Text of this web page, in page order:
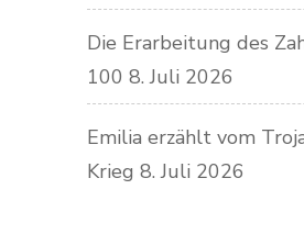
Die Erarbeitung des
100 8. Juli 2026
Emilia erzählt vom
Krieg 8. Juli 2026